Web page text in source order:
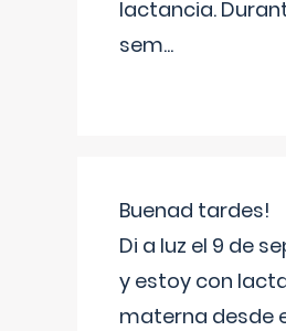
lactancia.
sem...
Buenad tardes!
Di a luz el 9 de
y estoy con
materna desde